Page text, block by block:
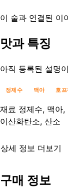
이 술과 연결된 이
맛과 특징
아직 등록된 설명
정제수 맥아 호프
재료 정제수, 맥아
이산화탄소, 산소
상세 정보 더보기
등록일
구매 정보